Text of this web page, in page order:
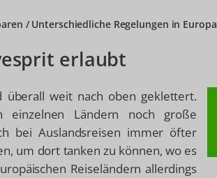
/ Unterschiedliche Regelungen in Europa
erlaubt
überall weit nach oben geklettert.
Ländern noch große
bei Auslandsreisen immer öfter
um dort tanken zu können, wo es
Reiseländern allerdings